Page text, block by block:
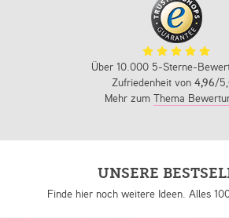
Über 10.000 5-Sterne-
Zufriedenheit von 4,96/
Mehr zum Thema
UNSERE
Finde hier noch weitere Ideen. Alles